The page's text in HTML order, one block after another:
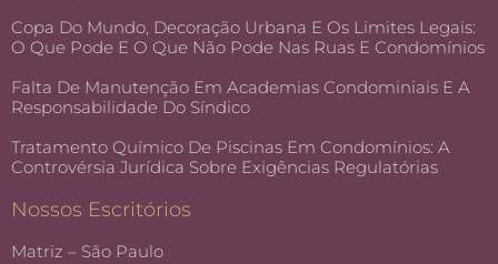
Copa Do Mundo, Decoração Urbana E Os Limites Legais:
O Que Pode E O Que Não Pode Nas Ruas E Condomínios
Falta De Manutenção Em Academias Condominiais E A
Responsabilidade Do Síndico
Tratamento Químico De Piscinas Em Condomínios: A
Controvérsia Jurídica Sobre Exigências Regulatórias
Nossos Escritórios
Matriz – São Paulo